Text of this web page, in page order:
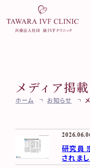
当院について
ご挨拶・診療方針
医師・スタッフ紹介
当院で受けられる診療一覧
不妊治療を始める前に
不妊外来のご案内
不妊検査
妊活検診
妊活検診（ブライダルチェッ
ク）
女性外来
メディア掲
ホーム お知らせ
研究員
されまし